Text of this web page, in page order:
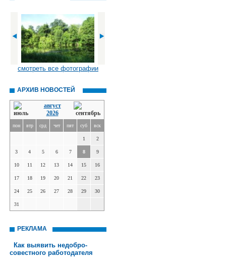
смотреть все фотографии
АРХИВ НОВОСТЕЙ
август
2026
пон втр срд чет пят суб вск
1 2
3 4 5 6 7 8 9
10 11 12 13 14 15 16
17 18 19 20 21 22 23
24 25 26 27 28 29 30
31
РЕКЛАМА
Как выявить недобро­
совестного работодателя